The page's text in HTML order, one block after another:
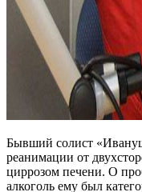
Бывший солист
реанимации от
циррозом печени. О
алкоголь ему был